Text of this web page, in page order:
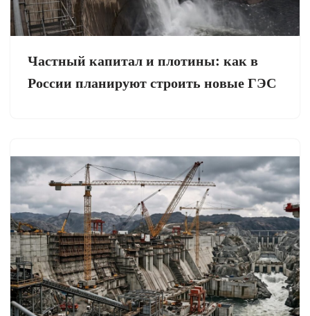
Частный капитал и плотины: как в
России планируют строить новые ГЭС